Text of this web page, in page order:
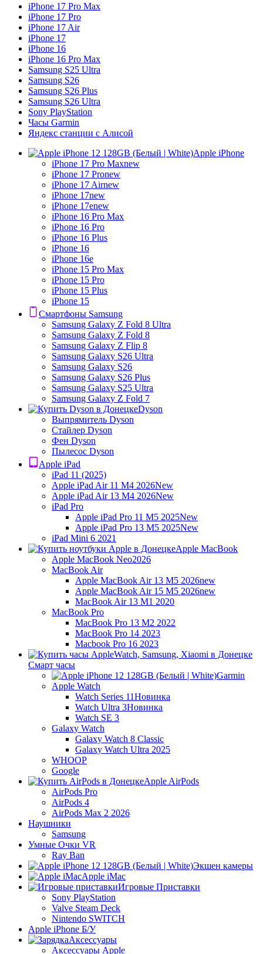
iPhone 17 Pro Max
iPhone 17 Pro
iPhone 17 Air
iPhone 17
iPhone 16
iPhone 16 Pro Max
Samsung S25 Ultra
Samsung S26
Samsung S26 Plus
Samsung S26 Ultra
Sony PlayStation
Часы Garmin
Яндекс станции с Алисой
Apple iPhone
iPhone 17 Pro Maxnew
iPhone 17 Pronew
iPhone 17 Airnew
iPhone 17new
iPhone 17enew
iPhone 16 Pro Max
iPhone 16 Pro
iPhone 16 Plus
iPhone 16
iPhone 16e
iPhone 15 Pro Max
iPhone 15 Pro
iPhone 15 Plus
iPhone 15
Смартфоны Samsung
Samsung Galaxy Z Fold 8 Ultra
Samsung Galaxy Z Fold 8
Samsung Galaxy Z Flip 8
Samsung Galaxy S26 Ultra
Samsung Galaxy S26
Samsung Galaxy S26 Plus
Samsung Galaxy S25 Ultra
Samsung Galaxy Z Fold 7
Dyson
Выпрямитель Dyson
Стайлер Dyson
Фен Dyson
Пылесос Dyson
Apple iPad
iPad 11 (2025)
Apple iPad Air 11 M4 2026New
Apple iPad Air 13 M4 2026New
iPad Pro
Apple iPad Pro 11 M5 2025New
Apple iPad Pro 13 M5 2025New
iPad Mini 6 2021
Apple MacBook
Apple MacBook Neo2026
MacBook Air
Apple MacBook Air 13 M5 2026new
Apple MacBook Air 15 M5 2026new
MacBook Air 13 M1 2020
MacBook Pro
MacBook Pro 13 M2 2022
MacBook Pro 14 2023
Macbook Pro 16 2023
Смарт часы
Garmin
Apple Watch
Watch Series 11Новинка
Watch Ultra 3Новинка
Watch SE 3
Galaxy Watch
Galaxy Watch 8 Classic
Galaxy Watch Ultra 2025
WHOOP
Google
Apple AirPods
AirPods Pro
AirPods 4
AirPods Max 2 2026
Наушники
Samsung
Умные Очки VR
Ray Ban
Экшен камеры
Apple iMac
Игровые Приставки
Sony PlayStation
Valve Steam Deck
Nintendo SWITCH
Apple iPhone Б/У
Аксессуары
Аксессуары Apple